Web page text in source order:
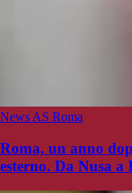
News AS Roma
Roma, un anno
esterno. Da Nusa